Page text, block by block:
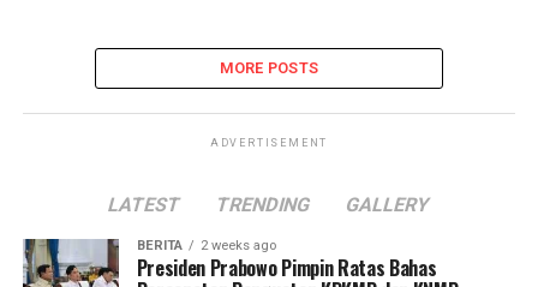
MORE POSTS
ADVERTISEMENT
LATEST TRENDING GALLERY
BERITA 2 weeks ago
Presiden Prabowo Pimpin Ratas Bahas